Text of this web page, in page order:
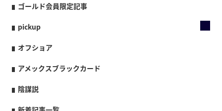
ゴールド会員限定記事
pickup
オフショア
アメックスブラックカード
陰謀説